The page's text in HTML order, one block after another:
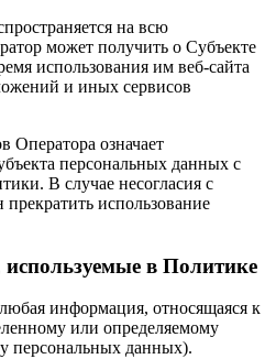
на всю
может получить о Субъекте
использования им веб-сайта
и иных сервисов
Оператора означает
персональных данных с
В случае несогласия с
использование
в Политике
информация, относящаяся к
или определяемому
персональных данных).